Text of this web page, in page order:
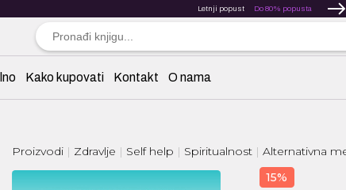
Letnji popust Do 80% popusta
Kako kupovati Kontakt O nama
Proizvodi Zdravlje Self help Spiritualnost
Alternativna
15%